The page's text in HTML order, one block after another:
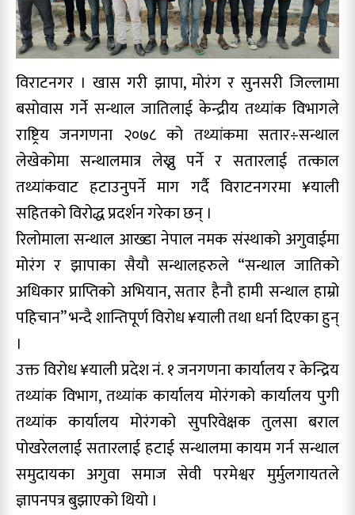
विराटनगर । खास गरी झापा, मोरंग र सुनसरी जिल्लामा
बसोवास गर्ने सन्थाल जातिलाई केन्द्रीय तथ्यांक विभागले
राष्ट्रिय जनगणना २०७८ को तथ्यांकमा सतार÷सन्थाल
लेखेकोमा सन्थालमात्र लेख्नु पर्ने र सतारलाई तत्काल
तथ्यांकवाट हटाउनुपर्ने माग गर्दै विराटनगरमा ¥याली
सहितको विरोद्ध प्रदर्शन गरेका छन् ।
रिलोमाला सन्थाल आख्डा नेपाल नमक संस्थाको अगुवाईमा
मोरंग र झापाका सैयौ सन्थालहरुले “सन्थाल जातिको
अधिकार प्राप्तिको अभियान, सतार हैनौ हामी सन्थाल हाम्रो
पहिचान” भन्दै शान्तिपूर्ण विरोध ¥याली तथा धर्ना दिएका हुन्
।
उक्त विरोध ¥याली प्रदेश नं. १ जनगणना कार्यालय र केन्द्रिय
तथ्यांक विभाग, तथ्यांक कार्यालय मोरंगको कार्यालय पुगी
तथ्यांक कार्यालय मोरंगको सुपरिवेक्षक तुलसा बराल
पोखरेललाई सतारलाई हटाई सन्थालमा कायम गर्न सन्थाल
समुदायका अगुवा समाज सेवी परमेश्वर मुर्मुलगायतले
ज्ञापनपत्र बुझाएको थियो ।